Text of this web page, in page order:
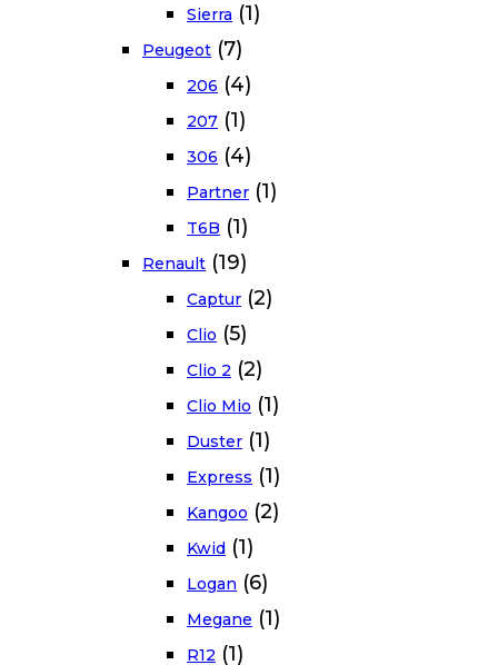
Sierra (1)
Peugeot (7)
206 (4)
207 (1)
306 (4)
Partner (1)
T6B (1)
Renault (19)
Captur (2)
Clio (5)
Clio 2 (2)
Clio Mio (1)
Duster (1)
Express (1)
Kangoo (2)
Kwid (1)
Logan (6)
Megane (1)
R12 (1)